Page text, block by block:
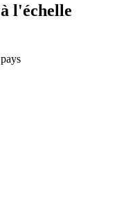
l'échelle